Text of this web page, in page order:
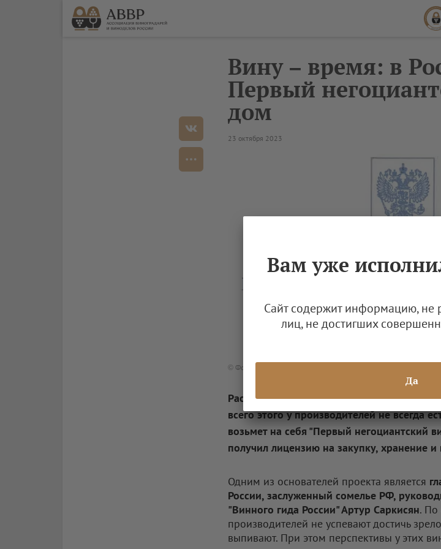
Вину – время: в
Первый
дом
23 октября 2023
© Фото: телеграм-канал ASWineGuide
Раскрыть весь потенциал вина,
всего этого у производителей не всегда
возьмет на себя "Первый негоциантский
получил лицензию на закупку, хранение
Одним из основателей проекта является
России, заслуженный сомелье РФ,
"Винного гида России" Артур Саркисян. По
производителей не успевают достичь
выпивают. При этом перспективы у этих
Вам уже
Сайт содержит информацию, не
лиц, не достигших
Да